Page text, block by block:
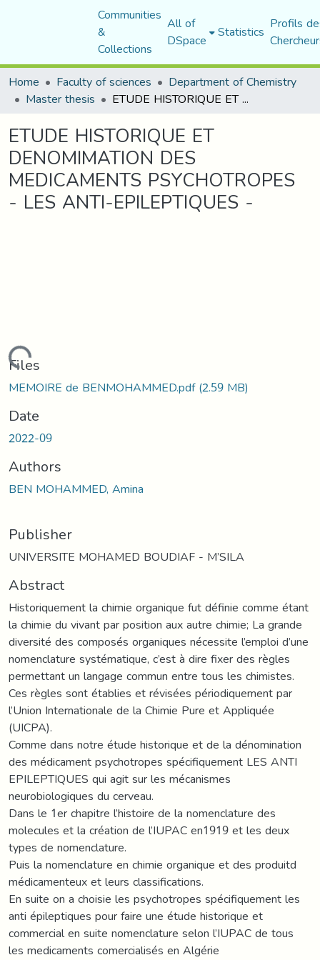
Communities
&
Collections
All of
DSpace Statistics Profils
Home
Faculty of sciences Department of Chemistry
Master thesis ETUDE HISTORIQUE ET DENOMIMATION DES MEDICAMENTS PSYCHOTROPES - LES ANTI-EPILEPTIQUES -
ETUDE HISTORIQUE ET
DENOMIMATION DES
MEDICAMENTS PSYCHOTROPES
- LES ANTI-EPILEPTIQUES -
Loading...
Files
MEMOIRE de BENMOHAMMED.pdf(2.59 MB)
Date
2022-09
Authors
BEN MOHAMMED, Amina
Publisher
UNIVERSITE MOHAMED BOUDIAF - M’SILA
Abstract
Historiquement la chimie organique fut définie comme étant
la chimie du vivant par position aux autre chimie; La grande
diversité des composés organiques nécessite l’emploi d’une
nomenclature systématique, c’est à dire fixer des règles
permettant un langage commun entre tous les chimistes.
Ces règles sont établies et révisées périodiquement par
l’Union Internationale de la Chimie Pure et Appliquée
(UICPA).
Comme dans notre étude historique et de la dénomination
des médicament psychotropes spécifiquement LES ANTI
EPILEPTIQUES qui agit sur les mécanismes
neurobiologiques du cerveau.
Dans le 1er chapitre l’histoire de la nomenclature des
molecules et la création de l’IUPAC en1919 et les deux
types de nomenclature.
Puis la nomenclature en chimie organique et des produitd
médicamenteux et leurs classifications.
En suite on a choisie les psychotropes spécifiquement les
anti épileptiques pour faire une étude historique et
commercial en suite nomenclature selon l’IUPAC de tous
les medicaments comercialisés en Algérie